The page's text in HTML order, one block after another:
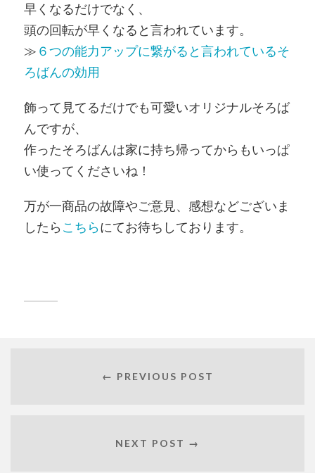
早くなるだけでなく、
頭の回転が早くなると言われています。
≫ ６つの能力アップに繋がると言われているそ
ろばんの効用
飾って見てるだけでも可愛いオリジナルそろば
んですが、
作ったそろばんは家に持ち帰ってからもいっぱ
い使ってくださいね！
万が一商品の故障やご意見、感想などございま
したら こちらにてお待ちしております。
← PREVIOUS POST
NEXT POST →